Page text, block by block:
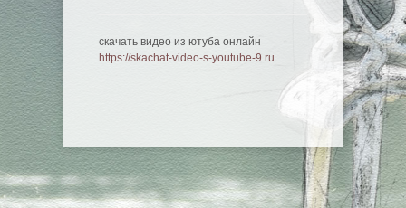
скачать видео из ютуба онлайн
https://skachat-video-s-youtube-9.ru